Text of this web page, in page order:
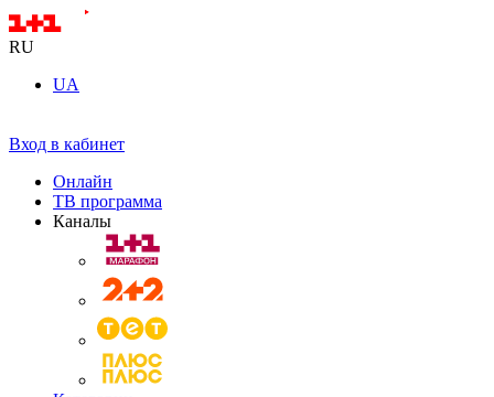
RU
UA
Вход в кабинет
Онлайн
ТВ программа
Каналы